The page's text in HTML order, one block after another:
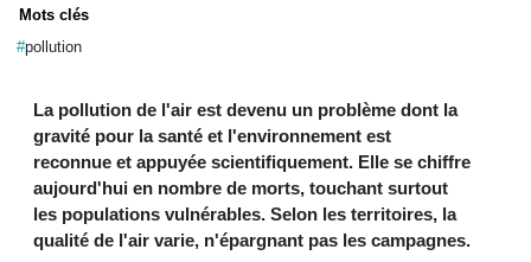
Mots clés
pollution
La pollution de l'air est devenu un problème dont la
gravité pour la santé et l'environnement est
reconnue et appuyée scientifiquement. Elle se chiffre
aujourd'hui en nombre de morts, touchant surtout
les populations vulnérables. Selon les territoires, la
qualité de l'air varie, n'épargnant pas les campagnes.